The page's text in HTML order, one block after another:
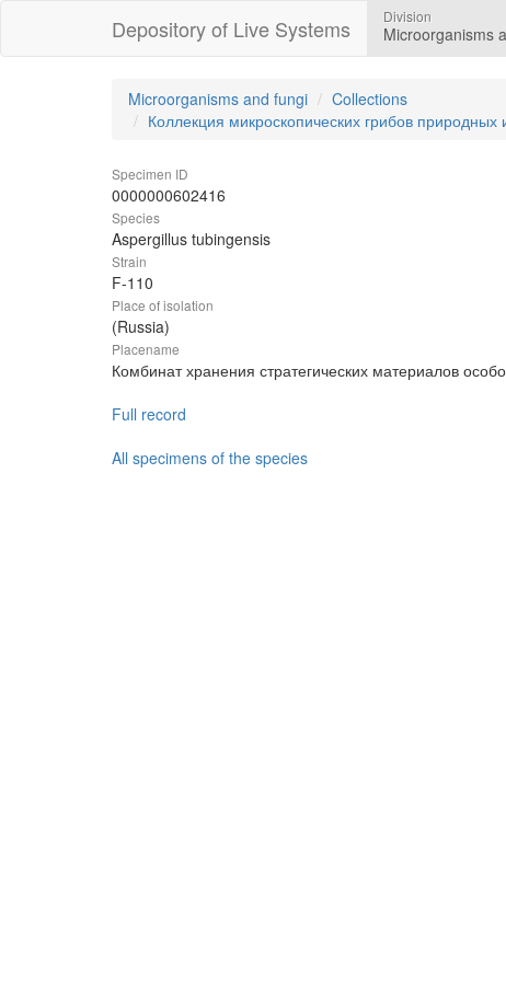
Depository of Live Systems Division
Microorganisms
Microorganisms and fungi
Collections
Коллекция микроскопических грибов
Specimen ID
0000000602416
Species
Aspergillus tubingensis
Strain
F-110
Place of isolation
(Russia)
Placename
Комбинат хранения стратегических материалов
Full record
All specimens of the species